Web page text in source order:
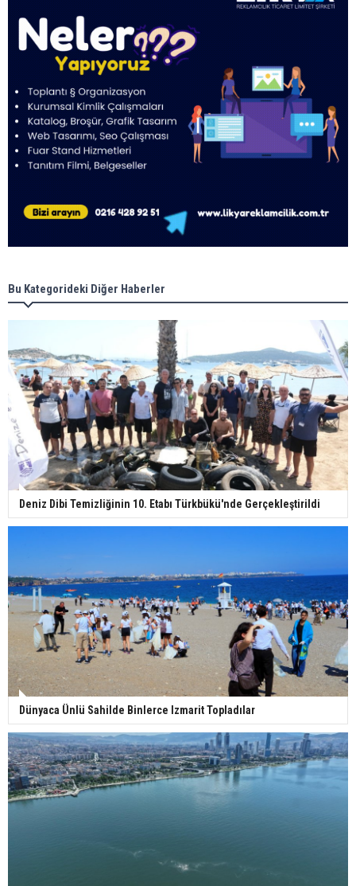
Bu Kategorideki Diğer Haberler
Deniz Dibi Temizliğinin 10. Etabı Türkbükü'nde Gerçekleştirildi
Dünyaca Ünlü Sahilde Binlerce Izmarit Topladılar